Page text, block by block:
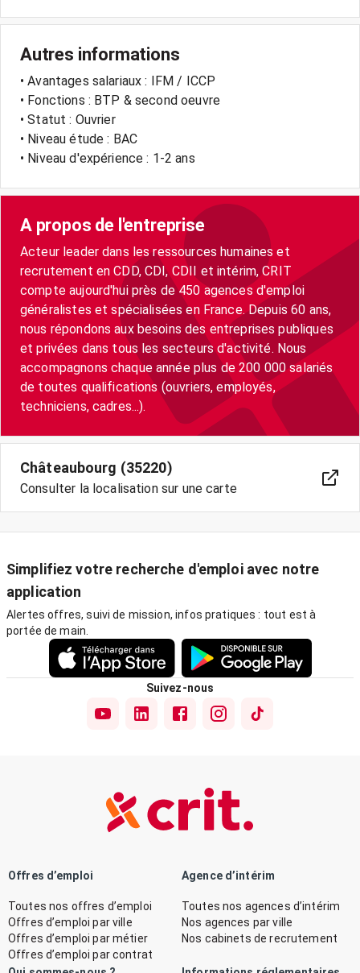
Autres informations
• Avantages salariaux : IFM / ICCP
• Fonctions : BTP & second oeuvre
• Statut : Ouvrier
• Niveau étude : BAC
• Niveau d'expérience : 1-2 ans
A propos de l'entreprise
Acteur leader dans les ressources humaines et
recrutement en CDD, CDI, CDII et intérim, CRIT
compte aujourd'hui près de 450 agences d'emploi
généralistes et spécialisées en France. Depuis 60 ans,
nous répondons aux besoins des entreprises publiques
et privées dans tous les secteurs d'activité. Nous
accompagnons chaque année plus de 200 000 salariés
de toutes qualifications (ouvriers, employés,
techniciens, cadres...).
Châteaubourg (35220)
Consulter la localisation sur une carte
Simplifiez votre recherche d'emploi avec notre
application
Alertes offres, suivi de mission, infos pratiques : tout est à
portée de main.
Suivez-nous
Offres d’emploi
Toutes nos offres d’emploi
Offres d’emploi par ville
Offres d’emploi par métier
Offres d’emploi par contrat
Agence d’intérim
Toutes nos agences d’intérim
Nos agences par ville
Nos cabinets de recrutement